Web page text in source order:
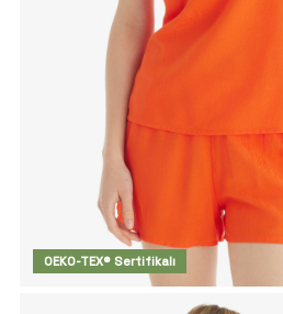
OEKO-TEX® Sertifikalı